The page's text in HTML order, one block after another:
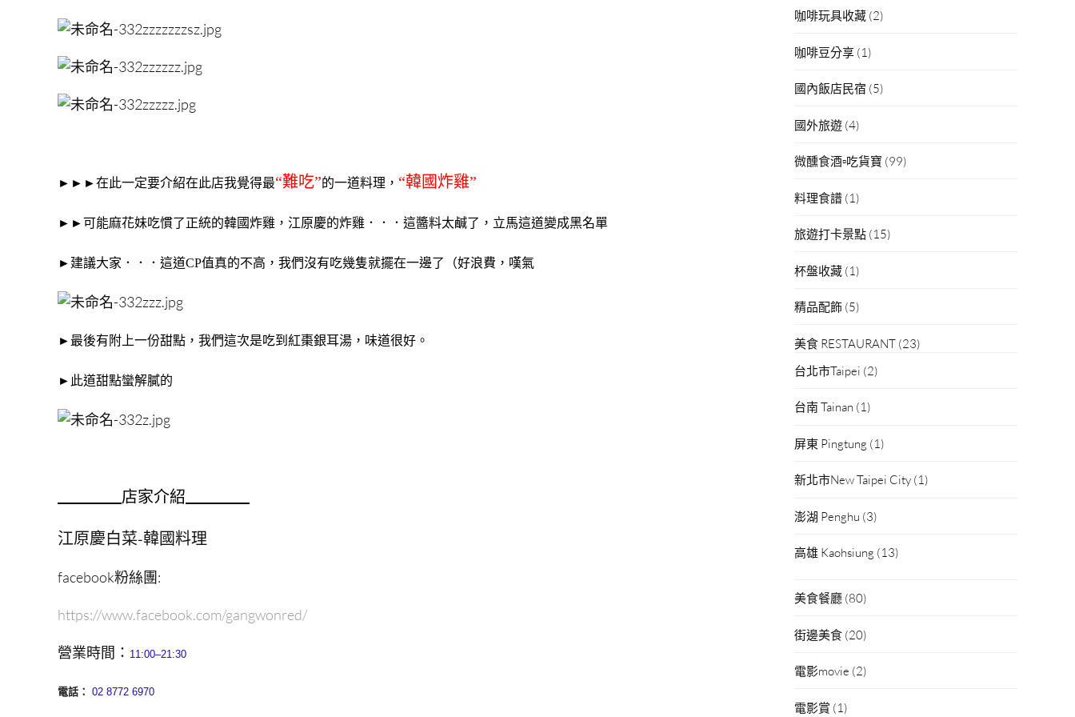
►►►在此一定要介紹在此店我覺得最“難吃”的一道料理， “韓國炸雞”
►►可能麻花妹吃慣了正統的韓國炸雞，江原慶的炸雞．．．這醬料太鹹了，立馬這道變成黑名單
►建議大家．．．這道CP值真的不高，我們沒有吃幾隻就擺在一邊了（好浪費，嘆氣
►最後有附上一份甜點，我們這次是吃到紅棗銀耳湯，味道很好。
►此道甜點蠻解膩的
店家介紹
江原慶白菜-韓國料理
facebook粉絲團:
https://www.facebook.com/gangwonred/
營業時間： 11:00–21:30
電話： 02 8772 6970
咖啡玩具收藏 (2)
咖啡豆分享 (1)
國內飯店民宿 (5)
國外旅遊 (4)
微醺食酒▫吃貨寶 (99)
料理食譜 (1)
旅遊打卡景點 (15)
杯盤收藏 (1)
精品配飾 (5)
美食 RESTAURANT (23)
台北市Taipei (2)
台南 Tainan (1)
屏東 Pingtung (1)
新北市New Taipei City (1)
澎湖 Penghu (3)
高雄 Kaohsiung (13)
美食餐廳 (80)
街邊美食 (20)
電影movie (2)
電影賞 (1)